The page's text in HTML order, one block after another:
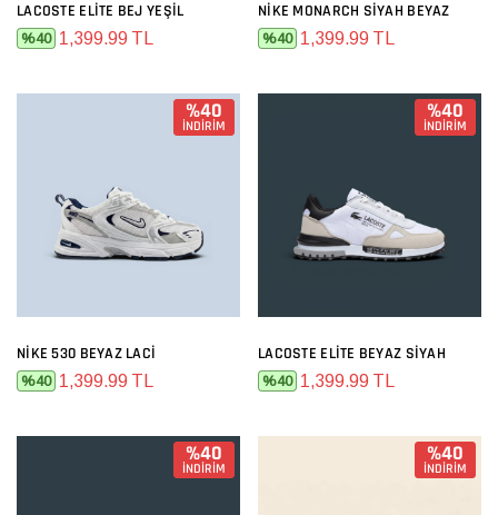
LACOSTE ELITE BEJ YEŞIL
%40 1,399.99 TL
NIKE MONARCH SIYAH BEYAZ
%40 1,399.99 TL
%40
İNDİRİM
NIKE 530 BEYAZ LACI
%40 1,399.99 TL
%40
İNDİRİM
LACOSTE ELITE BEYAZ SIYAH
%40 1,399.99 TL
%40
İNDİRİM
%40
İNDİRİM